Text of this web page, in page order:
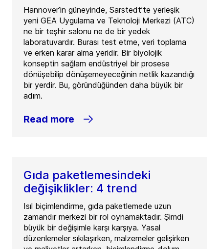
Hannover’in güneyinde, Sarstedt’te yerleşik
yeni GEA Uygulama ve Teknoloji Merkezi (ATC)
ne bir teşhir salonu ne de bir yedek
laboratuvardır. Burası test etme, veri toplama
ve erken karar alma yeridir. Bir biyolojik
konseptin sağlam endüstriyel bir prosese
dönüşebilip dönüşemeyeceğinin netlik kazandığı
bir yerdir. Bu, göründüğünden daha büyük bir
adım.
Read more
Gıda paketlemesindeki
değişiklikler: 4 trend
Isıl biçimlendirme, gıda paketlemede uzun
zamandır merkezi bir rol oynamaktadır. Şimdi
büyük bir değişimle karşı karşıya. Yasal
düzenlemeler sıkılaşırken, malzemeler gelişirken